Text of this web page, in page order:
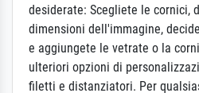
desiderate: Scegliete le cornici,
dimensioni dell'immagine,
e aggiungete le vetrate o la
ulteriori opzioni di
filetti e distanziatori. Per